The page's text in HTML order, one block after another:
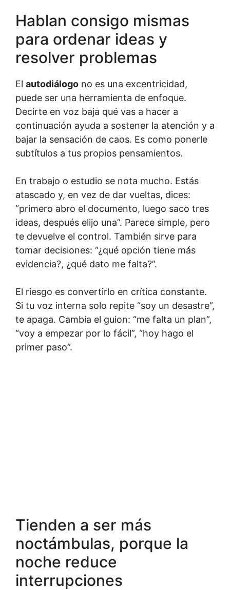
Hablan consigo mismas
para ordenar ideas y
resolver problemas
El autodiálogo no es una excentricidad,
puede ser una herramienta de enfoque.
Decirte en voz baja qué vas a hacer a
continuación ayuda a sostener la atención y a
bajar la sensación de caos. Es como ponerle
subtítulos a tus propios pensamientos.
En trabajo o estudio se nota mucho. Estás
atascado y, en vez de dar vueltas, dices:
“primero abro el documento, luego saco tres
ideas, después elijo una”. Parece simple, pero
te devuelve el control. También sirve para
tomar decisiones: “¿qué opción tiene más
evidencia?, ¿qué dato me falta?”.
El riesgo es convertirlo en crítica constante.
Si tu voz interna solo repite “soy un desastre”,
te apaga. Cambia el guion: “me falta un plan”,
“voy a empezar por lo fácil”, “hoy hago el
primer paso”.
Tienden a ser más
noctámbulas, porque la
noche reduce
interrupciones